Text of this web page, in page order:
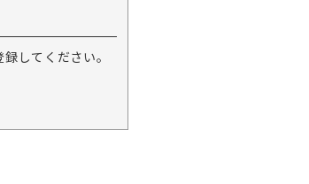
してください。